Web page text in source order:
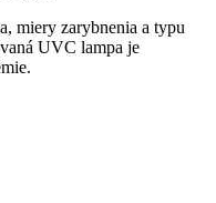
miery zarybnenia a typu
UVC lampa je